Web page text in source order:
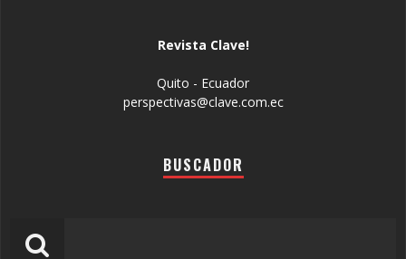
Revista Clave!
Quito - Ecuador
perspectivas@clave.com.ec
BUSCADOR